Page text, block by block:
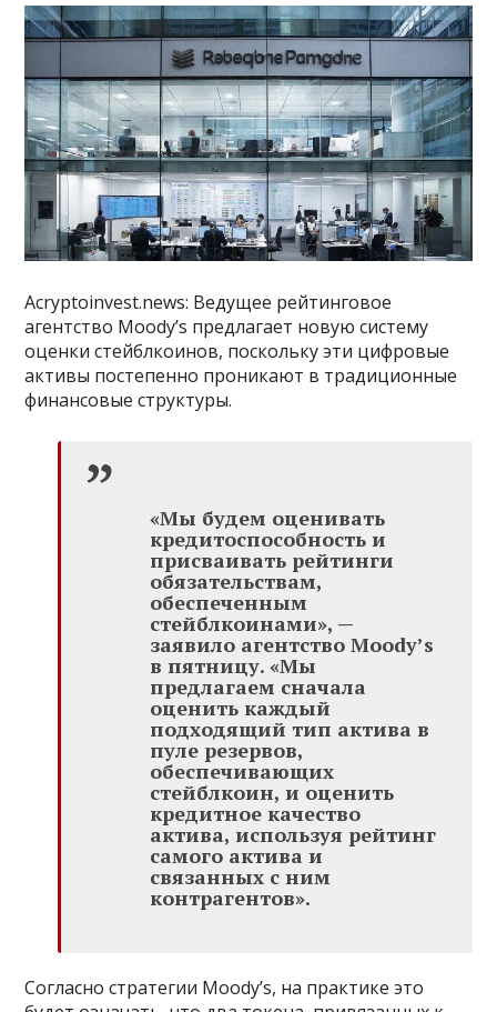
Acryptoinvest.news: Ведущее рейтинговое
агентство Moody’s предлагает новую систему
оценки стейблкоинов, поскольку эти цифровые
активы постепенно проникают в традиционные
финансовые структуры.
«Мы будем оценивать
кредитоспособность и
присваивать рейтинги
обязательствам,
обеспеченным
стейблкоинами», —
заявило агентство Moody’s
в пятницу. «Мы
предлагаем сначала
оценить каждый
подходящий тип актива в
пуле резервов,
обеспечивающих
стейблкоин, и оценить
кредитное качество
актива, используя рейтинг
самого актива и
связанных с ним
контрагентов».
Согласно стратегии Moody’s, на практике это